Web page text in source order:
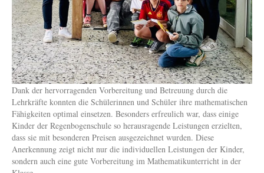
Dank der hervorragenden Vorbereitung und Betreuung durch die
Lehrkräfte konnten die Schülerinnen und Schüler ihre mathematischen
Fähigkeiten optimal einsetzen. Besonders erfreulich war, dass einige
Kinder der Regenbogenschule so herausragende Leistungen erzielten,
dass sie mit besonderen Preisen ausgezeichnet wurden. Diese
Anerkennung zeigt nicht nur die individuellen Leistungen der Kinder,
sondern auch eine gute Vorbereitung im Mathematikunterricht in der